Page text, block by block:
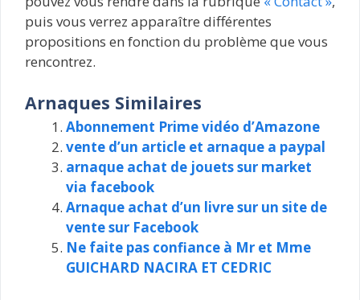
puis vous verrez apparaître différentes
propositions en fonction du problème que vous
rencontrez.
Arnaques Similaires
Abonnement Prime vidéo d’Amazone
vente d’un article et arnaque a paypal
arnaque achat de jouets sur market
via facebook
Arnaque achat d’un livre sur un site de
vente sur Facebook
Ne faite pas confiance à Mr et Mme
GUICHARD NACIRA ET CEDRIC